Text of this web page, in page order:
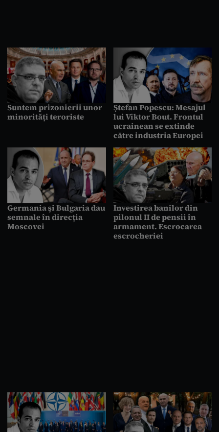
Suntem prizonierii unor
minorități teroriste
Ștefan Popescu: Mesajul
lui Viktor Bout. Frontul
ucrainean se extinde
către industria Europei
Germania şi Bulgaria dau
semnale în direcția
Moscovei
Investirea banilor din
pilonul II de pensii în
armament. Escrocarea
escrocheriei